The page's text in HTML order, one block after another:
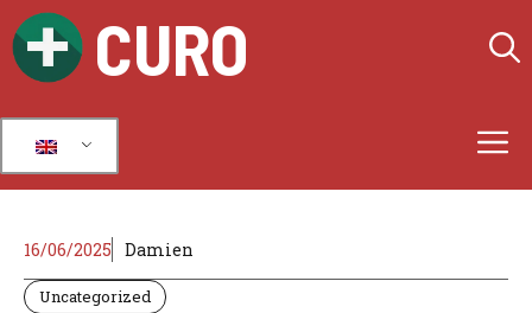
Skip
to
content
CURO
16/06/2025 Damien
Uncategorized